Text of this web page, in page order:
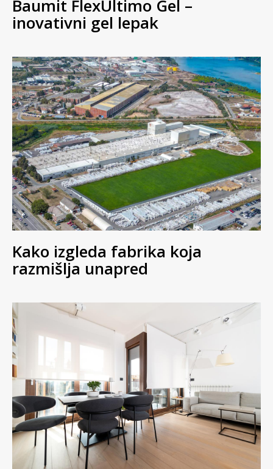
Baumit FlexUltimo Gel –
inovativni gel lepak
Kako izgleda fabrika koja
razmišlja unapred